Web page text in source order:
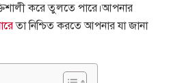
করে তুলতে পারে।আপনার
তা নিশ্চিত করতে আপনার যা জানা